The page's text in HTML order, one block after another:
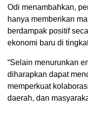
Odi menambahkan,
hanya memberikan
berdampak positif
ekonomi baru di
“Selain menurunkan
diharapkan dapat
memperkuat
daerah, dan